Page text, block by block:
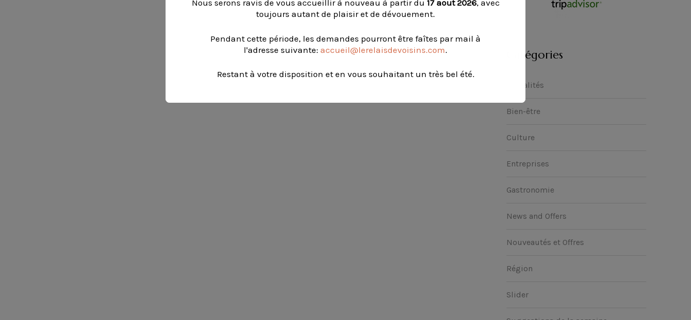
Catégories
Actualités
Bien-être
Culture
Entreprises
Gastronomie
News and Offers
Nouveautés et Offres
Région
Slider
Nous serons ravis de vous accueillir à nouveau à partir du 17 aout 2026, avec
toujours autant de plaisir et de dévouement.
Pendant cette période, les demandes pourront être faîtes par mail à
l'adresse suivante: accueil@lerelaisdevoisins.com.
Restant à votre disposition et en vous souhaitant un très bel été.